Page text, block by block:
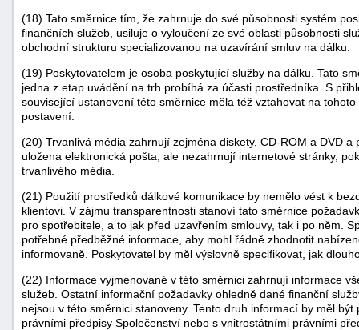
(18) Tato směrnice tím, že zahrnuje do své působnosti systém
finančních služeb, usiluje o vyloučení ze své oblasti působnosti
obchodní strukturu specializovanou na uzavírání smluv na dálku.
(19) Poskytovatelem je osoba poskytující služby na dálku. Tato
jedna z etap uvádění na trh probíhá za účasti prostředníka. S
související ustanovení této směrnice měla též vztahovat na
postavení.
(20) Trvanlivá média zahrnují zejména diskety, CD-ROM a DVD
uložena elektronická pošta, ale nezahrnují internetové stránky,
trvanlivého média.
(21) Použití prostředků dálkové komunikace by nemělo vést k
klientovi. V zájmu transparentnosti stanoví tato směrnice
pro spotřebitele, a to jak před uzavřením smlouvy, tak i po něm.
potřebné předběžné informace, aby mohl řádně zhodnotit
informovaně. Poskytovatel by měl výslovně specifikovat, jak
(22) Informace vyjmenované v této směrnici zahrnují informace
služeb. Ostatní informační požadavky ohledně dané finanční
nejsou v této směrnici stanoveny. Tento druh informací by měl
právními předpisy Společenství nebo s vnitrostátními právními